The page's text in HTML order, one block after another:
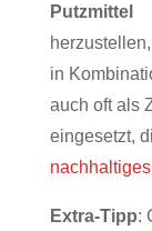
Putzmittel
in
auch oft als
eingesetzt,
Extra-Tipp: